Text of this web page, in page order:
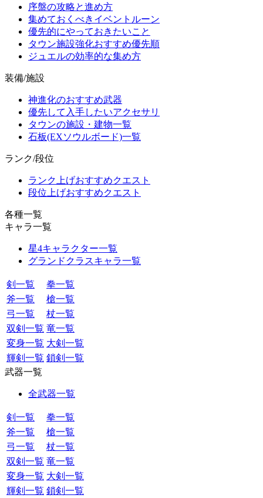
序盤の攻略と進め方
集めておくべきイベントルーン
優先的にやっておきたいこと
タウン施設強化おすすめ優先順
ジュエルの効率的な集め方
装備/施設
神進化のおすすめ武器
優先して入手したいアクセサリ
タウンの施設・建物一覧
石板(EXソウルボード)一覧
ランク/段位
ランク上げおすすめクエスト
段位上げおすすめクエスト
各種一覧
キャラ一覧
星4キャラクター一覧
グランドクラスキャラ一覧
剣一覧
拳一覧
斧一覧
槍一覧
弓一覧
杖一覧
双剣一覧 竜一覧
変身一覧 大剣一覧
輝剣一覧 鎖剣一覧
武器一覧
全武器一覧
剣一覧
拳一覧
斧一覧
槍一覧
弓一覧
杖一覧
双剣一覧 竜一覧
変身一覧 大剣一覧
輝剣一覧 鎖剣一覧